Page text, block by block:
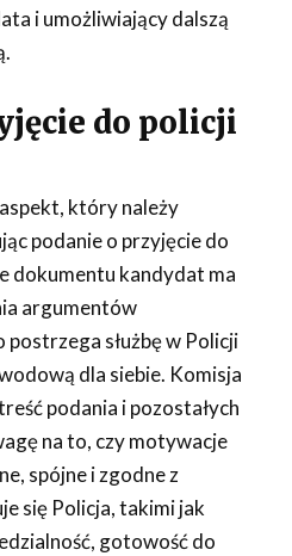
i umożliwiający dalszą
do policji
który należy
podanie o przyjęcie do
dokumentu kandydat ma
argumentów
służbę w Policji
dla siebie. Komisja
podania i pozostałych
na to, czy motywacje
spójne i zgodne z
się Policja, takimi jak
gotowość do